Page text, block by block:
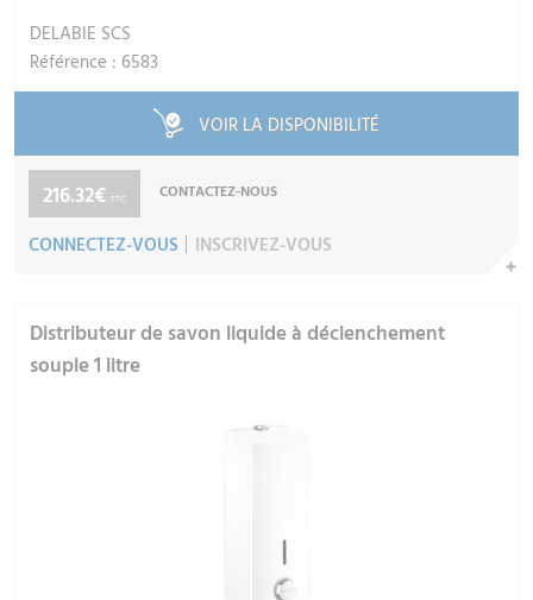
DELABIE SCS
Référence : 6583
VOIR LA DISPONIBILITÉ
216.32€ TTC CONTACTEZ-NOUS
CONNECTEZ-VOUS INSCRIVEZ-VOUS
Distributeur de savon liquide à déclenchement
souple 1 litre